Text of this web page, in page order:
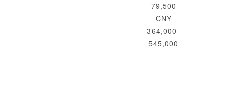
79,500
CNY
364,000-
545,000